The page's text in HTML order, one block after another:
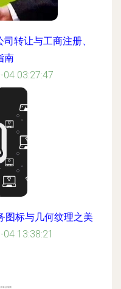
转让与工商注册、
南
03:27:47
图标与几何纹理之美
13:38:21